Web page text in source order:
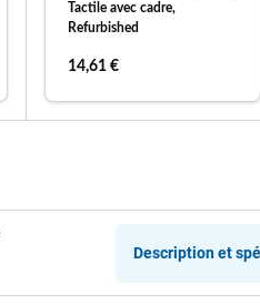
Tactile avec cadre,
Refurbished
14,61 €
Description et